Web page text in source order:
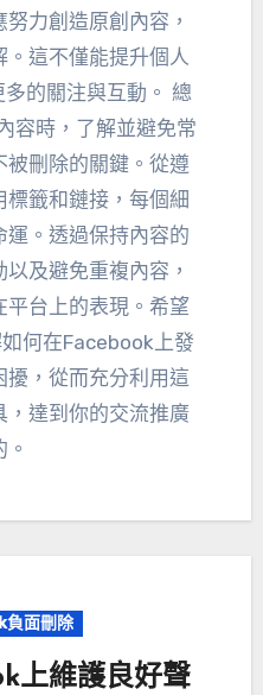
力創造原創內容，
。這不僅能提升個人
的關注與互動。 總
容時，了解並避免常
被刪除的關鍵。從遵
籤和鏈接，每個細
運。透過保持內容的
及避免重複內容，
平台上的表現。希望
何在Facebook上發
，從而充分利用這
達到你的交流推廣
。
面刪除
上維護良好聲